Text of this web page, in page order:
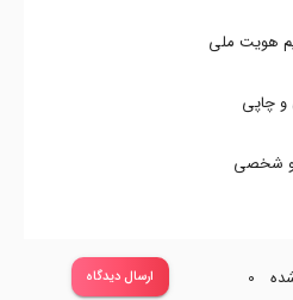
هویت ملی
و چاپی
و شخصی
0 ارسال دیدگاه